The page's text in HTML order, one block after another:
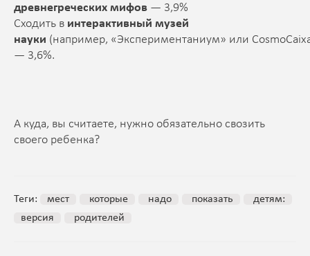
древнегреческих мифов — 3,9%
Сходить в интерактивный музей
науки (например, «Экспериментаниум» или
— 3,6%.
А куда, вы считаете, нужно обязательно свозить
своего ребенка?
Теги: мест которые надо показать
детям:
версия
родителей